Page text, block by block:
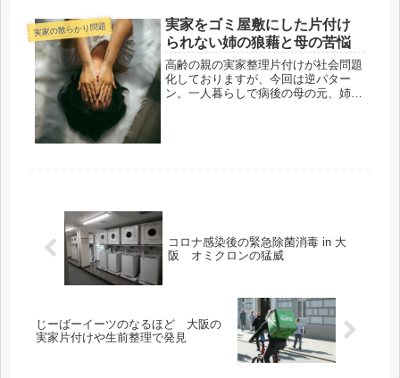
しなかったし、それより何より”もっ
たいない”とモノを大切にする事が尊
ばれた時代ですから。
実家の散らかり問題
実家をゴミ屋敷にした片付け
られない姉の狼藉と母の苦悩
高齢の親の実家整理片付けが社会問題
化しておりますが、今回は逆パター
ン。一人暮らしで病後の母の元、姉が
コロナ感染後の緊急除菌消毒 in 大
阪 オミクロンの猛威
じーばーイーツのなるほど 大阪の
実家片付けや生前整理で発見